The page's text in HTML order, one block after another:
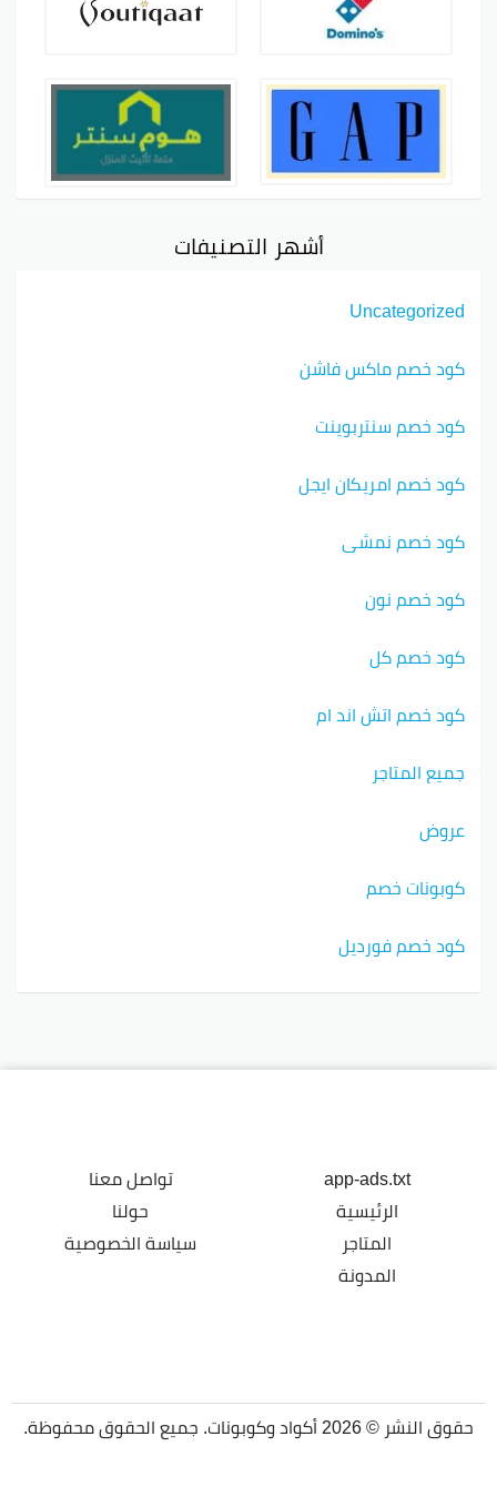
أشهر التصنيفات
Uncategorized
كود خصم ماكس فاشن
كود خصم سنتربوينت
كود خصم امريكان ايجل
كود خصم نمشي
كود خصم نون
كود خصم كل
كود خصم اتش اند ام
جميع المتاجر
عروض
كوبونات خصم
كود خصم فورديل
app-ads.txt
الرئيسية
المتاجر
المدونة
تواصل معنا
حولنا
سياسة الخصوصية
حقوق النشر © 2026 أكواد وكوبونات. جميع الحقوق محفوظة.